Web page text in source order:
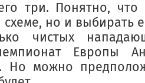
три. Понятно,
схеме, но и выбирать
чистых
Европы
Но можно